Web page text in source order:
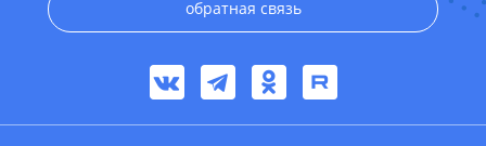
обратная связь